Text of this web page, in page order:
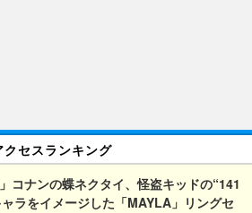
クセスランキング
コナンの蝶ネクタイ、怪盗キッドの“141
ラをイメージした「MAYLA」リングセ